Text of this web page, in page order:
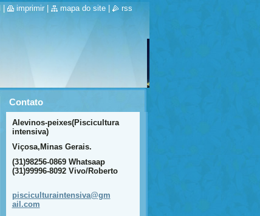
Contato
Alevinos-peixes(Piscicultura
intensiva)
Viçosa,Minas Gerais.
(31)98256-0869 Whatsaap
(31)99996-8092 Vivo/Roberto
piscicul turaintensiva@gm
ail.com
imprimir mapa do site rss